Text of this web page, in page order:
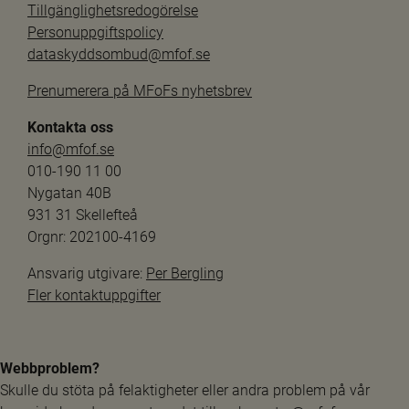
Tillgänglighetsredogörelse
Personuppgiftspolicy
dataskyddsombud@mfof.se
Prenumerera på MFoFs nyhetsbrev
Kontakta oss
info@mfof.se
010-190 11 00
Nygatan 40B
931 31 Skellefteå
Orgnr: 202100-4169
Ansvarig utgivare: Per Bergling
Fler kontaktuppgifter
Webbproblem?
Skulle du stöta på felaktigheter eller andra problem på vår